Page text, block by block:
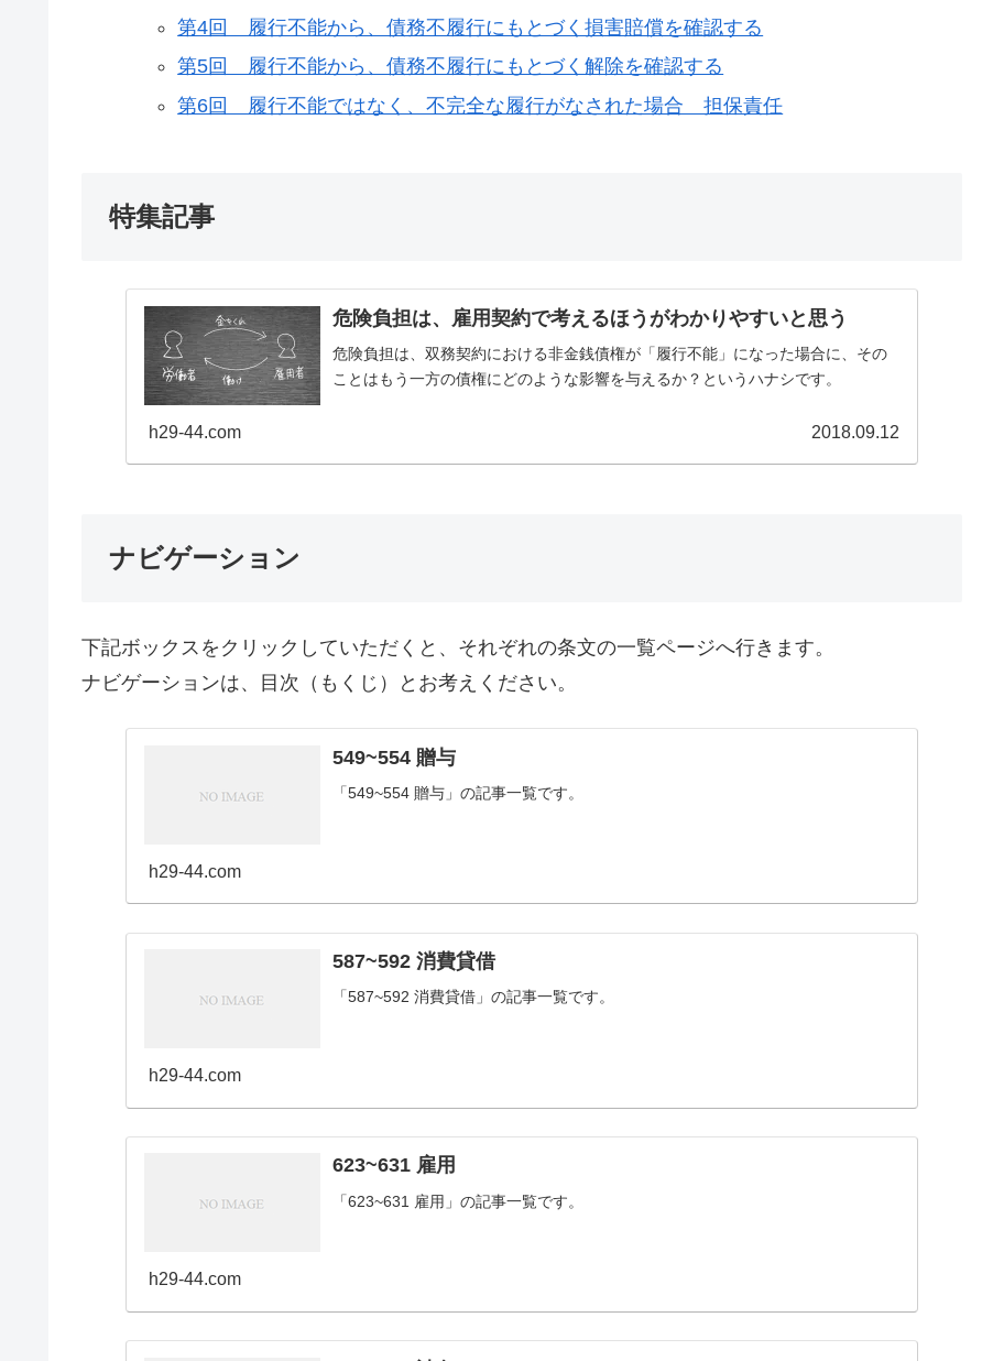
第4回 履行不能から、債務不履行にもとづく損害賠償を確認する
第5回 履行不能から、債務不履行にもとづく解除を確認する
第6回 履行不能ではなく、不完全な履行がなされた場合 担保責任
特集記事
危険負担は、雇用契約で考えるほうがわかりやすいと思う
危険負担は、双務契約における非金銭債権が「履行不能」になった場合に、その
ことはもう一方の債権にどのような影響を与えるか？というハナシです。
h29-44.com 2018.09.12
ナビゲーション
下記ボックスをクリックしていただくと、それぞれの条文の一覧ページへ行きます。
ナビゲーションは、目次（もくじ）とお考えください。
549~554 贈与
「549~554 贈与」の記事一覧です。
h29-44.com
587~592 消費貸借
「587~592 消費貸借」の記事一覧です。
h29-44.com
623~631 雇用
「623~631 雇用」の記事一覧です。
h29-44.com